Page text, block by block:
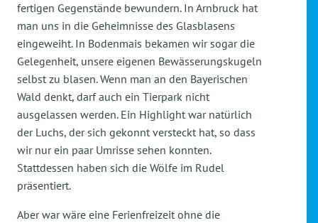
fertigen Gegenstände bewundern. In Arnbruck hat
man uns in die Geheimnisse des Glasblasens
eingeweiht. In Bodenmais bekamen wir sogar die
Gelegenheit, unsere eigenen Bewässerungskugeln
selbst zu blasen. Wenn man an den Bayerischen
Wald denkt, darf auch ein Tierpark nicht
ausgelassen werden. Ein Highlight war natürlich
der Luchs, der sich gekonnt versteckt hat, so dass
wir nur ein paar Umrisse sehen konnten.
Stattdessen haben sich die Wölfe im Rudel
präsentiert.
Aber war wäre eine Ferienfreizeit ohne die